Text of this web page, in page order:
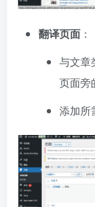
翻译页面 ：
与文章
页面旁
添加所